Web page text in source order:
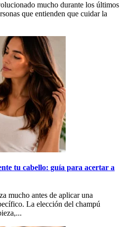
mucho durante los últimos
que entienden que cuidar la
tu cabello: guía para acertar a
mucho antes de aplicar una
La elección del champú